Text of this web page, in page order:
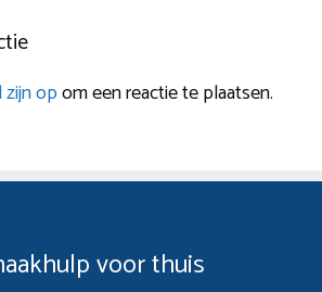
opom een reactie te plaatsen.
voor thuis